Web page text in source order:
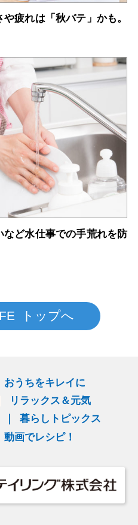
疲れは「秋バテ」かも。
ど水仕事での手荒れを防
トップへ
おうちをキレイに
リラックス＆元気
暮らしトピックス
動画でレシピ！